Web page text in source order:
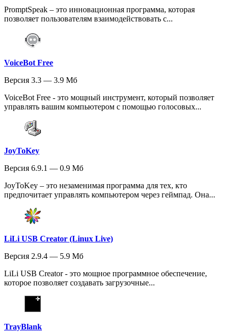
PromptSpeak – это инновационная программа, которая
позволяет пользователям взаимодействовать с...
VoiceBot Free
Версия 3.3 — 3.9 Мб
VoiceBot Free - это мощный инструмент, который позволяет
управлять вашим компьютером с помощью голосовых...
JoyToKey
Версия 6.9.1 — 0.9 Мб
JoyToKey – это незаменимая программа для тех, кто
предпочитает управлять компьютером через геймпад. Она...
LiLi USB Creator (Linux Live)
Версия 2.9.4 — 5.9 Мб
LiLi USB Creator - это мощное программное обеспечение,
которое позволяет создавать загрузочные...
TrayBlank